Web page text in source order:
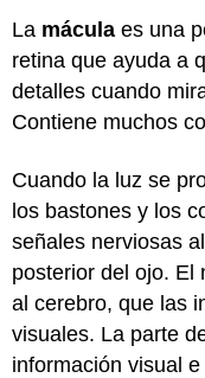
La mácula es una
retina que ayuda a
detalles cuando
Contiene muchos
Cuando la luz se
los bastones y los
señales nerviosas
posterior del ojo. El
al cerebro, que las
visuales. La parte
información visual